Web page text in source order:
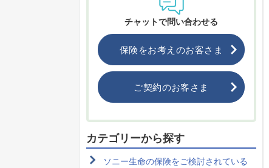
チャットで問い合わせる
保険をお考えのお客さま
ご契約のお客さま
カテゴリーから探す
ソニー生命の保険をご検討されている